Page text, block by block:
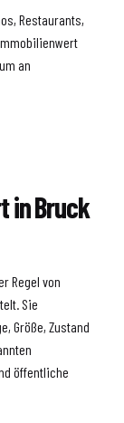
Restaurants,
an
in Bruck
Regel von
Sie
Größe, Zustand
öffentliche